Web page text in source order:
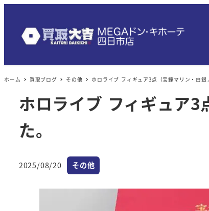
ホーム 買取ブログ その他 ホロライブ フィギュア3点（宝鐘マリン・白銀
ホロライブ フィギュア
た。
投稿日
2025/08/20 カテゴリー
その他